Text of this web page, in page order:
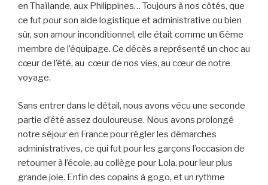
en Thaïlande, aux Philippines… Toujours à nos côtés, que
ce fut pour son aide logistique et administrative ou bien
sûr, son amour inconditionnel, elle était comme un 6ème
membre de l’équipage. Ce décès a représenté un choc au
cœur de l’été, au cœur de nos vies, au cœur de notre
voyage.
Sans entrer dans le détail, nous avons vécu une seconde
partie d’été assez douloureuse. Nous avons prolongé
notre séjour en France pour régler les démarches
administratives, ce qui fut pour les garçons l’occasion de
retourner à l’école, au collège pour Lola, pour leur plus
grande joie. Enfin des copains à gogo, et un rythme